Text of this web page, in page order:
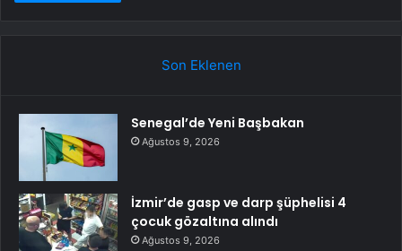
Son Eklenen
Senegal’de Yeni Başbakan
Ağustos 9, 2026
İzmir’de gasp ve darp şüphelisi 4
çocuk gözaltına alındı
Ağustos 9, 2026